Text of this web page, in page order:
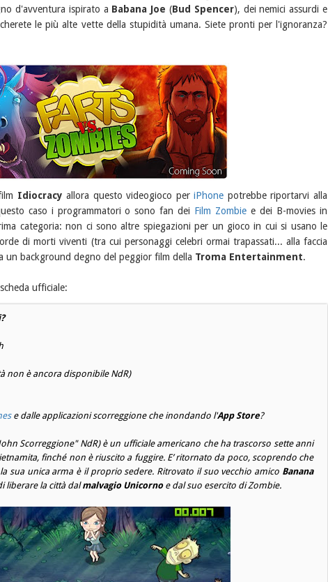
d'avventura ispirato a Babana Joe (Bud Spencer), dei nemici assurdi e
le più alte vette della stupidità umana. Siete pronti per l'ignoranza?
Idiocracy allora questo videogioco periPhone potrebbe riportarvi alla
caso i programmatori o sono fan dei Film Zombie e dei B-movies in
categoria: non ci sono altre spiegazioni per un gioco in cui si usano le
di morti viventi (tra cui personaggi celebri ormai trapassati... alla faccia
background degno del peggior film della Troma Entertainment.
ufficiale:
non è ancora disponibile NdR)
e dalle applicazioniscorreggione che inondando l'App Store?
Scorreggione" NdR) è un ufficiale americano che ha trascorso sette anni
finché non è riuscito a fuggire. E’ ritornato da poco, scoprendo che
sua unica arma è il proprio sedere. Ritrovato il suo vecchio amico Banana
liberare la città dalmalvagio Unicornoe dal suo esercito di Zombie.